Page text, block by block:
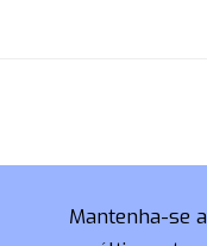
Mantenha-se